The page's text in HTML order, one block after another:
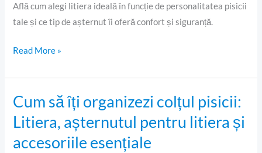
Află cum alegi litiera ideală în funcție de personalitatea pisicii
tale și ce tip de așternut îi oferă confort și siguranță.
Read More »
Cum să îți organizezi colțul pisicii:
Litiera, așternutul pentru litiera și
accesoriile esențiale
Cum
să
îți
organizezi